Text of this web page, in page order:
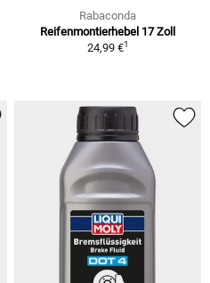
Rabaconda
Reifenmontierhebel 17 Zoll
24,99 €1